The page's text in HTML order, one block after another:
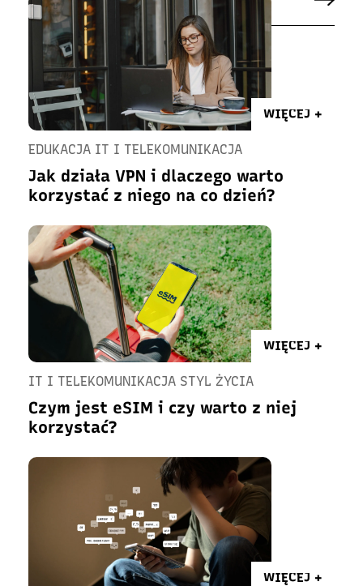
WIĘCEJ +
EDUKACJA IT I TELEKOMUNIKACJA
Jak działa VPN i dlaczego warto
korzystać z niego na co dzień?
WIĘCEJ +
IT I TELEKOMUNIKACJA STYL ŻYCIA
Czym jest eSIM i czy warto z niej
korzystać?
WIĘCEJ +